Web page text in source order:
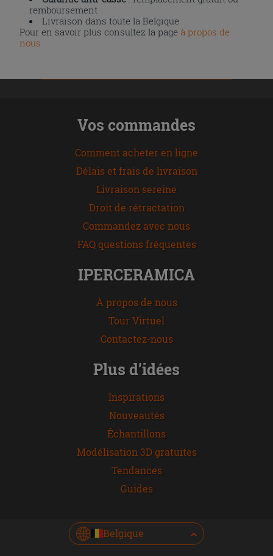
remboursement
Livraison dans toute la Belgique
Pour en savoir plus consultez la page à propos de
nous
Vos commandes
Comment acheter en ligne
Délais et frais de livraison
Livraison sereine
Droit de rétractation
Commandez avec nous
FAQ questions fréquentes
IPERCERAMICA
À propos de nous
Tour Virtuel
Contactez-nous
Plus d’idées
Inspirations
Nouveautés
Échantillons
Modélisation 3D gratuites
Tendances
Guides
Belgique